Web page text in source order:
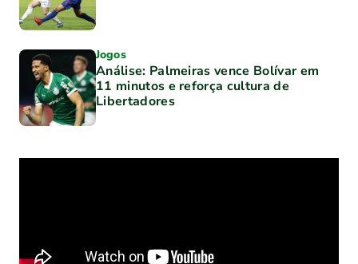
Jogos
Análise: Palmeiras vence Bolívar em
11 minutos e reforça cultura de
Libertadores